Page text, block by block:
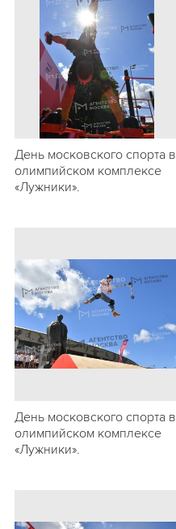
День московского спорта в
олимпийском комплексе
«Лужники».
День московского спорта в
олимпийском комплексе
«Лужники».